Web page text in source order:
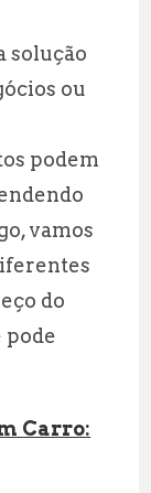
solução
ou
podem
vamos
do
pode
Carro: